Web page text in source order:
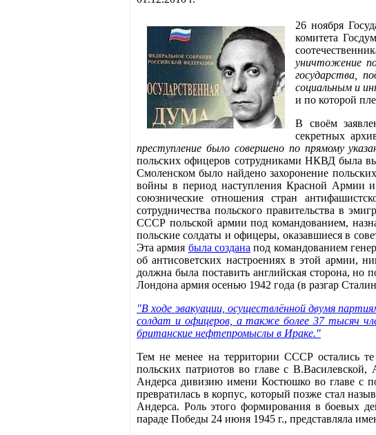
26 ноября
комитета
уничтожение
государства,
социальным и
и по которой
В своём
секретных
преступление было совершено по прямому
польских офицеров сотрудниками НКВД была
Смоленском было найдено захоронение
войны в период наступления Красной Армии
союзнические отношения стран
сотрудничества польского правительства в
СССР польской армии под командованием,
польские солдаты и офицеры, оказавшиеся в
Эта армия была создана под командованием
об антисоветских настроениях в этой армии,
должна была поставить английская сторона, но
Лондона армия осенью 1942 года (в разгар
"В ходе эвакуации, осуществлённой двумя
солдат и офицеров, а также более 37 тысяч
британские нефтепромыслы в Ираке."
Тем не менее на территории СССР остались
польских патриотов во главе с
Андерса дивизию имени Костюшко во главе с
превратилась в корпус, который позже стал
Андерса. Роль этого формирования в боевых
параде Победы 24 июня 1945 г., представляла